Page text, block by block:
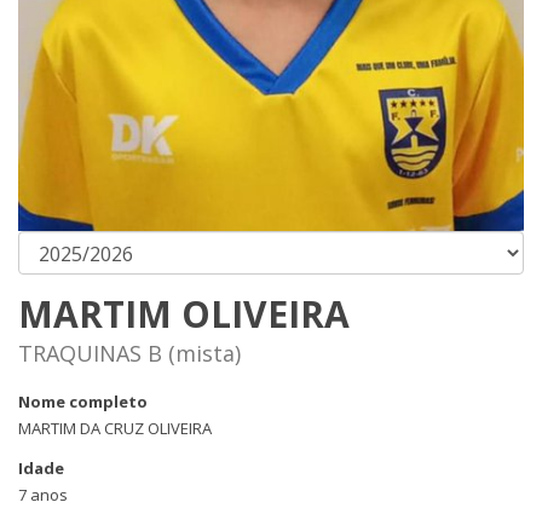
MARTIM OLIVEIRA
TRAQUINAS B (mista)
Nome completo
MARTIM DA CRUZ OLIVEIRA
Idade
7 anos